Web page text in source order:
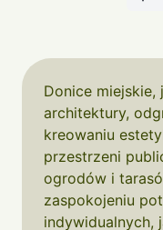
Donice miejskie,
architektury,
kreowaniu
przestrzeni
ogrodów i
zaspokojeniu
indywidualnych,